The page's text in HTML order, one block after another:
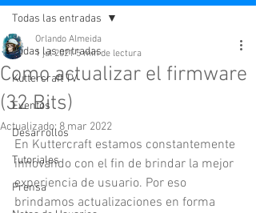
Todas las entradas
Kuttercraft TV
Eventos
Desarrollos
Tutoriales
Prensa
Todas las entradas
Como actualizar el firmware
(32 Bits)
Orlando Almeida
1 jul 2021 5 min de lectura
Actualizado: 8 mar 2022
En Kuttercraft estamos constantemente
innovando con el fin de brindar la mejor
experiencia de usuario. Por eso
brindamos actualizaciones en forma